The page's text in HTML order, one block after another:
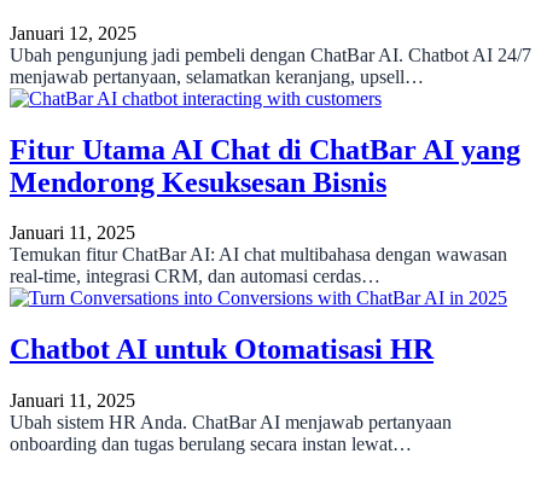
Januari 12, 2025
Ubah pengunjung jadi pembeli dengan ChatBar AI. Chatbot AI 24/7
menjawab pertanyaan, selamatkan keranjang, upsell…
Fitur Utama AI Chat di ChatBar AI yang
Mendorong Kesuksesan Bisnis
Januari 11, 2025
Temukan fitur ChatBar AI: AI chat multibahasa dengan wawasan
real-time, integrasi CRM, dan automasi cerdas…
Chatbot AI untuk Otomatisasi HR
Januari 11, 2025
Ubah sistem HR Anda. ChatBar AI menjawab pertanyaan
onboarding dan tugas berulang secara instan lewat…